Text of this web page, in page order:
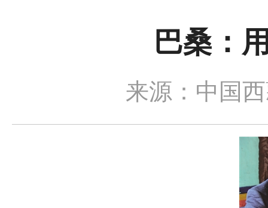
巴桑：
来源：中国